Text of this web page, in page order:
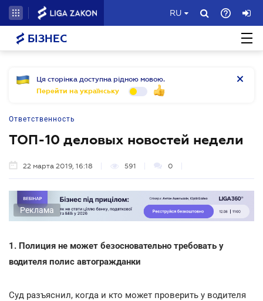
RU
БІЗНЕС
Ця сторінка доступна рідною мовою.
Перейти на українську
Ответственность
ТОП-10 деловых новостей недели
22 марта 2019, 16:18 591 0
Реклама
1. Полиция не может безосновательно требовать у
водителя полис автогражданки
Суд разъяснил, когда и кто может проверить у водителя